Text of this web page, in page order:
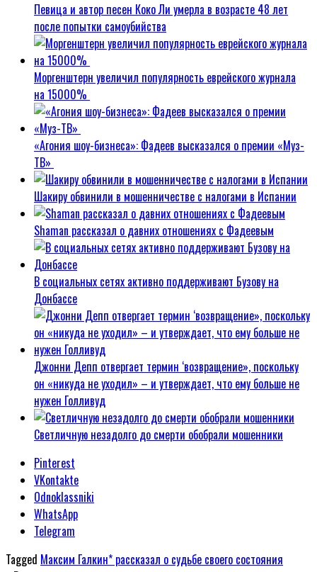
Певица и автор песен Коко Ли умерла в возрасте 48 лет
после попытки самоубийства
Моргенштерн увеличил популярность еврейского журнала
на 15000%
«Агония шоу-бизнеса»: Фадеев высказался о премии «Муз-
ТВ»
Шакиру обвинили в мошенничестве с налогами в Испании
Shaman рассказал о давних отношениях с Фадеевым
В социальных сетях активно поддерживают Бузову на
Донбассе
Джонни Депп отвергает термин ‘возвращение», поскольку
он «никуда не уходил» – и утверждает, что ему больше не
нужен Голливуд
Светличную незадолго до смерти обобрали мошенники
Pinterest
VKontakte
Odnoklassniki
WhatsApp
Telegram
Tagged Максим Галкин* рассказал о судьбе своего состояния